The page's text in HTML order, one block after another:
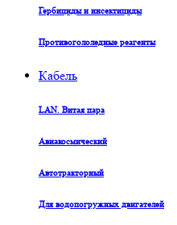
Гербициды и инсектициды
Противогололедные реагенты
Кабель
LAN. Витая пара
Авиакосмический
Автотракторный
Для водопогружных двигателей